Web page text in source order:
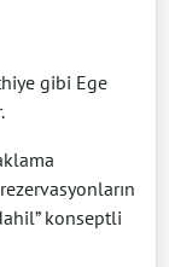
gibi Ege
konseptli